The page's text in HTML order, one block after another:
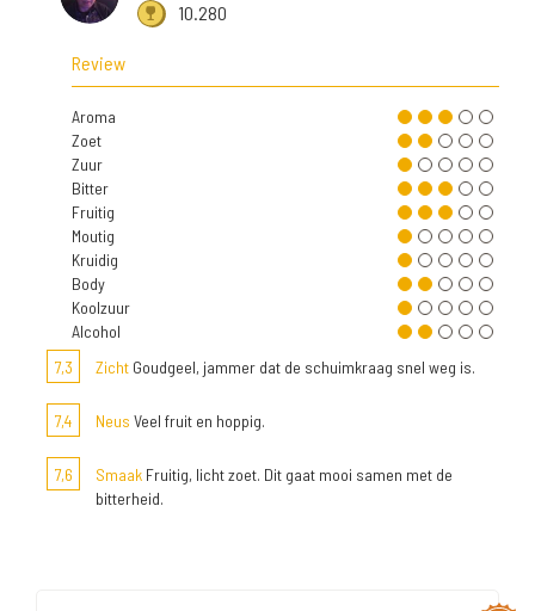
10.280
Review
Aroma
Zoet
Zuur
Bitter
Fruitig
Moutig
Kruidig
Body
Koolzuur
Alcohol
7,3
Zicht Goudgeel, jammer dat de schuimkraag snel weg is.
7,4 Neus Veel fruit en hoppig.
7,6 Smaak Fruitig, licht zoet. Dit gaat mooi samen met de
bitterheid.